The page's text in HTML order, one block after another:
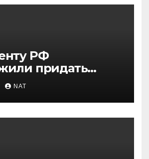
РФ
придать
Навруз
статус
NAT